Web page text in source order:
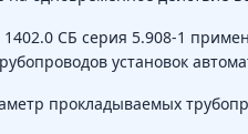
СБ серия 5.908-1
установок
прокладываемых